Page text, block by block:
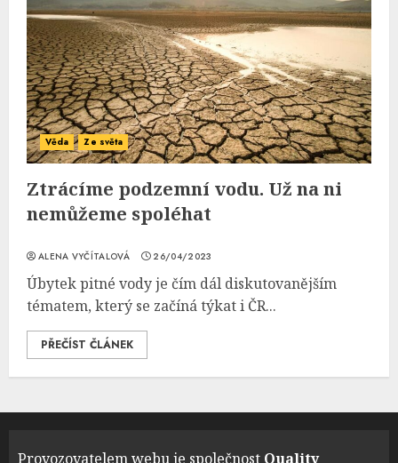
Věda Ze světa
Ztrácíme podzemní vodu. Už na ni
nemůžeme spoléhat
ALENA VYČÍTALOVÁ 26/04/2023
Úbytek pitné vody je čím dál diskutovanějším
tématem, který se začíná týkat i ČR...
PŘEČÍST ČLÁNEK
Provozovatelem webu je společnost Quality